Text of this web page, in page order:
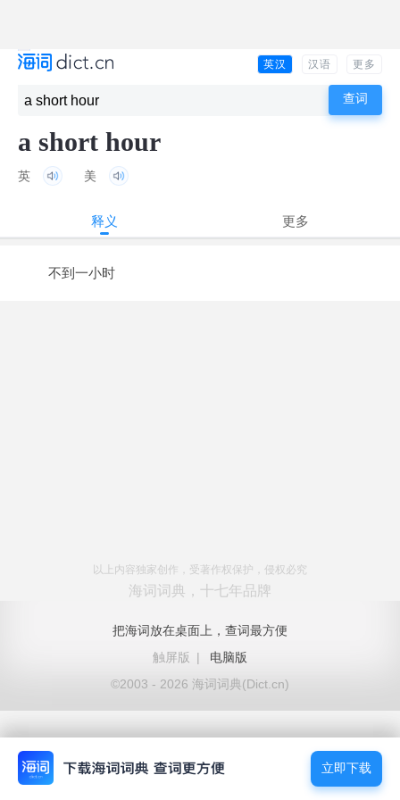
英汉 汉语 更多
a short hour
英 美
释义 更多
不到一小时
以上内容独家创作，受著作权保护，侵权必究
海词词典，十七年品牌
把海词放在桌面上，查词最方便
触屏版
|
电脑版
©2003 - 2026 海词词典(Dict.cn)
立即下载
立即下载